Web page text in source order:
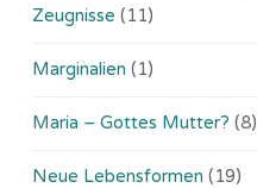
Zeugnisse (11)
Marginalien (1)
Maria – Gottes Mutter? (8)
Neue Lebensformen (19)